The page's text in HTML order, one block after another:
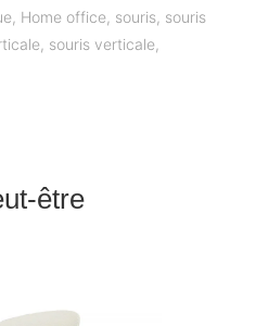
, Home office, souris, souris
, souris verticale,
être